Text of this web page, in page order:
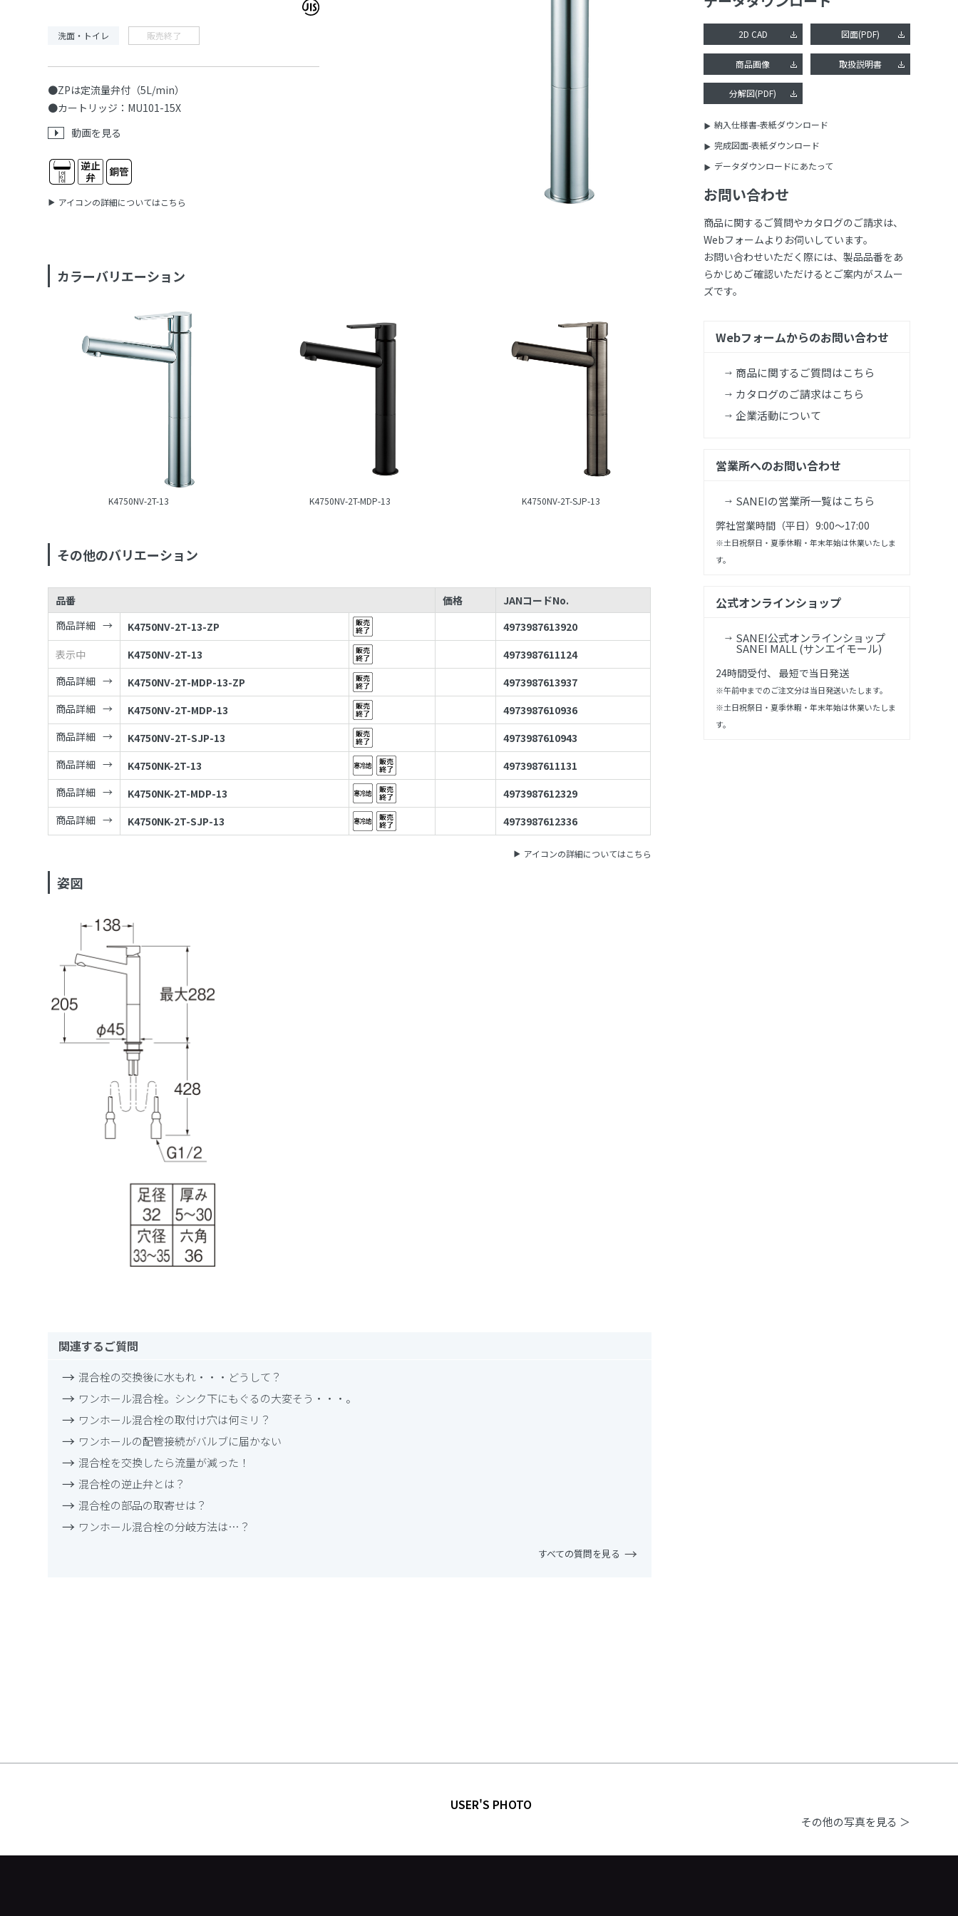
洗面・トイレ 販売終了
●ZPは定流量弁付（5L/min）
●カートリッジ：MU101-15X
動画を見る
アイコンの詳細についてはこちら
カラーバリエーション
K4750NV-2T-13 K4750NV-2T-MDP-13 K4750NV-2T-SJP-13
その他のバリエーション
品番 価格
JANコードNo.
商品詳細
K4750NV-2T-13-ZP
4973987613920
表示中
K4750NV-2T-13
4973987611124
商品詳細
K4750NV-2T-MDP-13-ZP
4973987613937
商品詳細
K4750NV-2T-MDP-13
4973987610936
商品詳細
K4750NV-2T-SJP-13
4973987610943
商品詳細
K4750NK-2T-13
4973987611131
商品詳細
K4750NK-2T-MDP-13
4973987612329
商品詳細
K4750NK-2T-SJP-13 4973987612336
アイコンの詳細についてはこちら
姿図
関連するご質問
混合栓の交換後に水もれ・・・どうして？
ワンホール混合栓。シンク下にもぐるの大変そう・・・。
ワンホール混合栓の取付け穴は何ミリ？
ワンホールの配管接続がバルブに届かない
混合栓を交換したら流量が減った！
混合栓の逆止弁とは？
混合栓の部品の取寄せは？
ワンホール混合栓の分岐方法は…？
すべての質問を見る
2D CAD 図面(PDF)
商品画像 取扱説明書
分解図(PDF)
納入仕様書-表紙ダウンロード
完成図面-表紙ダウンロード
データダウンロードにあたって
お問い合わせ
商品に関するご質問やカタログのご請求は、
Webフォームよりお伺いしています。
お問い合わせいただく際には、製品品番をあ
らかじめご確認いただけるとご案内がスムー
ズです。
Webフォームからのお問い合わせ
商品に関するご質問はこちら
カタログのご請求はこちら
企業活動について
営業所へのお問い合わせ
SANEIの営業所一覧はこちら
弊社営業時間（平日）9:00～17:00
※土日祝祭日・夏季休暇・年末年始は休業いたしま
す。
公式オンラインショップ
SANEI公式オンラインショップ
SANEI MALL (サンエイモール)
24時間受付、 最短で当日発送
※午前中までのご注文分は当日発送いたします。
※土日祝祭日・夏季休暇・年末年始は休業いたしま
す。
USER'S PHOTO
その他の写真を見る ＞